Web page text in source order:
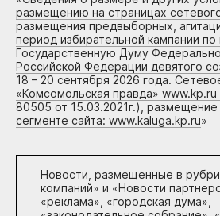
размещению на страницах
размещения предвыборных,
период избирательной кампании
Государственную Думу
Российской Федерации девятого
18 – 20 сентября 2026 года.
«Комсомольская правда»
80505 от 15.03.2021г.),
сегменте сайта: www.kaluga.kp.ru»
Новости, размещенные в
компаний» и «Новости
«реклама», «городская дума»,